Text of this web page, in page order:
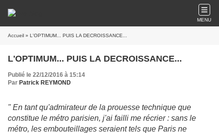
MENU
Accueil » L'OPTIMUM... PUIS LA DECROISSANCE...
L'OPTIMUM... PUIS LA DECROISSANCE...
Publié le 22/12/2016 à 15:14
Par Patrick REYMOND
" En tant qu'admirateur de la prouesse technique que
constitue le métro parisien, j'ai failli me récrier : sans le
métro, les embouteillages seraient tels que Paris ne